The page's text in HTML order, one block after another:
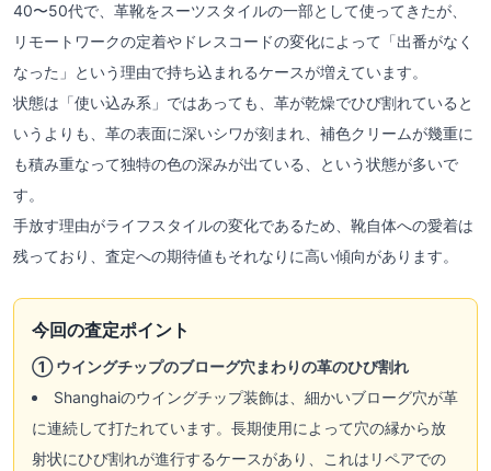
40〜50代で、革靴をスーツスタイルの一部として使ってきたが、
リモートワークの定着やドレスコードの変化によって「出番がなく
なった」という理由で持ち込まれるケースが増えています。
状態は「使い込み系」ではあっても、革が乾燥でひび割れていると
いうよりも、革の表面に深いシワが刻まれ、補色クリームが幾重に
も積み重なって独特の色の深みが出ている、という状態が多いで
す。
手放す理由がライフスタイルの変化であるため、靴自体への愛着は
残っており、査定への期待値もそれなりに高い傾向があります。
今回の査定ポイント
① ウイングチップのブローグ穴まわりの革のひび割れ
Shanghaiのウイングチップ装飾は、細かいブローグ穴が革
に連続して打たれています。長期使用によって穴の縁から放
射状にひび割れが進行するケースがあり、これはリペアでの